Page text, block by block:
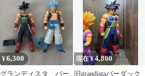
¥6,300
グランディスタ バー
現在 ¥4,800
旧grandistaバーダック